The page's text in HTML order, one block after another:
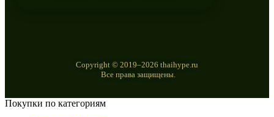
Copyright © 2019–2026 thaihype.ru
Все права защищены.
Покупки по категориям